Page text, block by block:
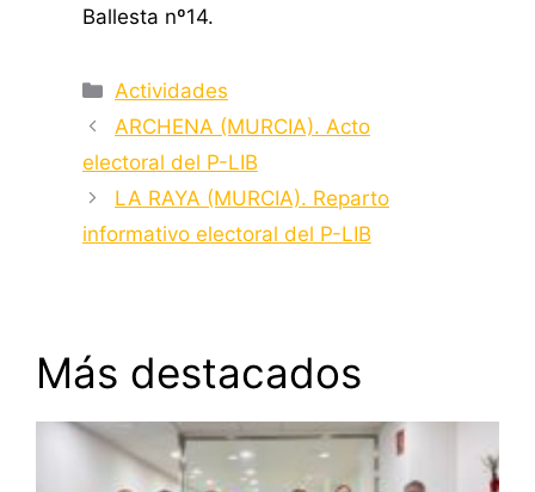
Ballesta nº14.
Categorías
Actividades
ARCHENA (MURCIA). Acto
electoral del P-LIB
LA RAYA (MURCIA). Reparto
informativo electoral del P-LIB
Más destacados